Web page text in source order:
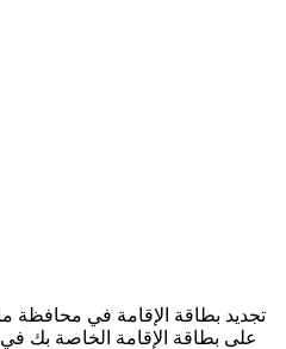
تجديد بطاقة الإقامة في
على بطاقة الإقامة الخاصة بك